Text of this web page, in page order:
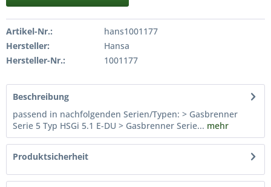
Artikel-Nr.:
hans1001177
Hersteller:
Hansa
Hersteller-Nr.:
1001177
Beschreibung
passend in nachfolgenden Serien/Typen: > Gasbrenner
Serie 5 Typ HSGi 5.1 E-DU > Gasbrenner Serie... mehr
Produktsicherheit